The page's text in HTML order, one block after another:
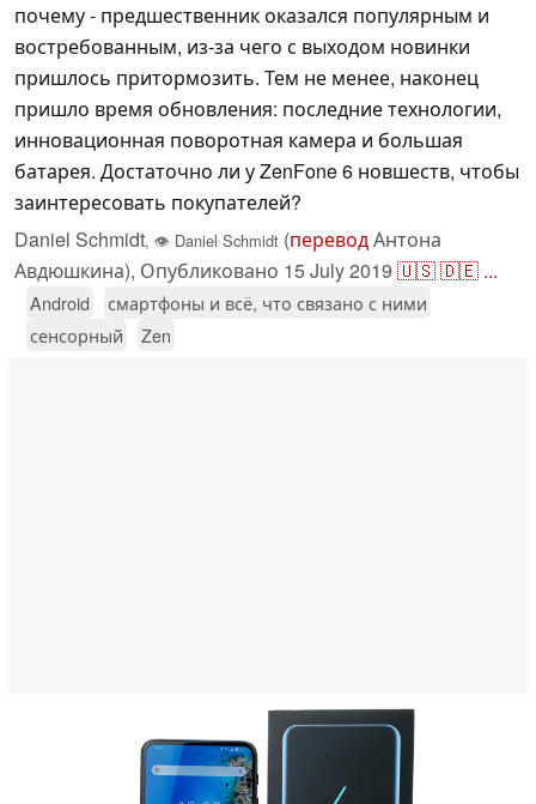
почему - предшественник оказался популярным и
востребованным, из-за чего с выходом новинки
пришлось притормозить. Тем не менее, наконец
пришло время обновления: последние технологии,
инновационная поворотная камера и большая
батарея. Достаточно ли у ZenFone 6 новшеств, чтобы
заинтересовать покупателей?
Daniel Schmidt, 👁 Daniel Schmidt (переводАнтона
Авдюшкина), Опубликовано 15 July 2019 🇺🇸🇩🇪 ...
Android
смартфоны и всё, что связано с ними
сенсорный
Zen